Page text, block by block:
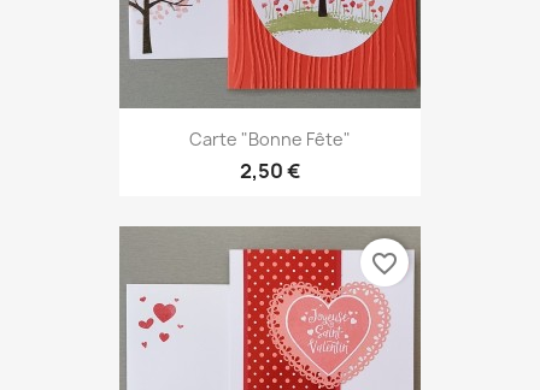
Carte "Bonne Fête"
2,50 €
favorite_border